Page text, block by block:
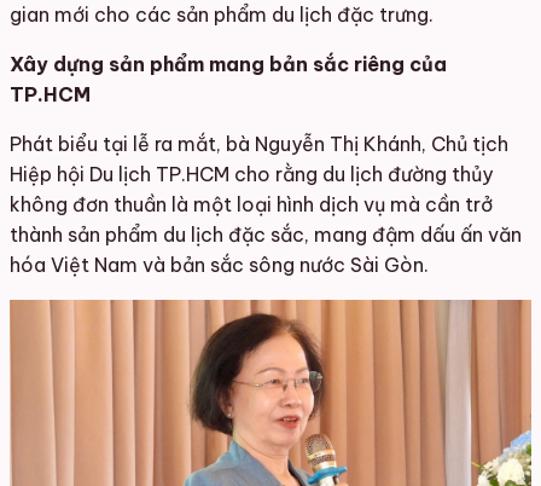
gian mới cho các sản phẩm du lịch đặc trưng.
Xây dựng sản phẩm mang bản sắc riêng của
TP.HCM
Phát biểu tại lễ ra mắt, bà Nguyễn Thị Khánh, Chủ tịch
Hiệp hội Du lịch TP.HCM cho rằng du lịch đường thủy
không đơn thuần là một loại hình dịch vụ mà cần trở
thành sản phẩm du lịch đặc sắc, mang đậm dấu ấn văn
hóa Việt Nam và bản sắc sông nước Sài Gòn.